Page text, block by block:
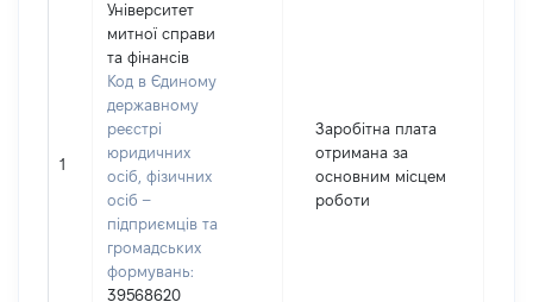
1
Університет
митної справи
та фінансів
Код в Єдиному
державному
реєстрі
юридичних
осіб, фізичних
осіб –
підприємців та
громадських
формувань:
39568620
Заробітна плата
отримана за
основним місцем
роботи